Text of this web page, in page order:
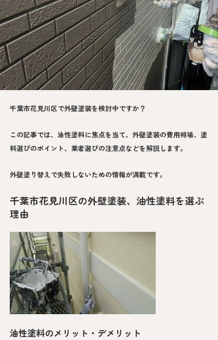
千葉市花見川区で外壁塗装を検討中ですか？
この記事では、油性塗料に焦点を当て、外壁塗装の費用相場、塗
料選びのポイント、業者選びの注意点などを解説します。
外壁塗り替えで失敗しないための情報が満載です。
千葉市花見川区の外壁塗装、油性塗料を選ぶ
理由
油性塗料のメリット・デメリット